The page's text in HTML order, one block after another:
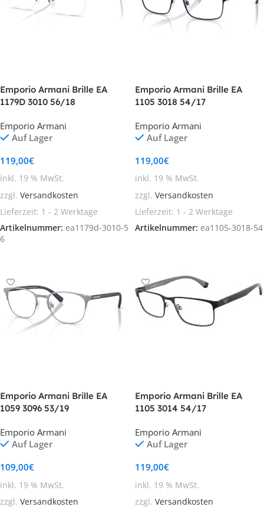
Emporio Armani Brille EA
1179D 3010 56/18
Emporio Armani
Auf Lager
119,00€
inkl. 19 % MwSt.
zzgl. Versandkosten
Lieferzeit: 1 - 2 Werktage
Artikelnummer: ea1179d-3010-5
6
Emporio Armani Brille EA
1105 3018 54/17
Emporio Armani
Auf Lager
119,00€
inkl. 19 % MwSt.
zzgl. Versandkosten
Lieferzeit: 1 - 2 Werktage
Artikelnummer: ea1105-3018-54
Emporio Armani Brille EA
1059 3096 53/19
Emporio Armani
Auf Lager
109,00€
inkl. 19 % MwSt.
zzgl. Versandkosten
Emporio Armani Brille EA
1105 3014 54/17
Emporio Armani
Auf Lager
119,00€
inkl. 19 % MwSt.
zzgl. Versandkosten